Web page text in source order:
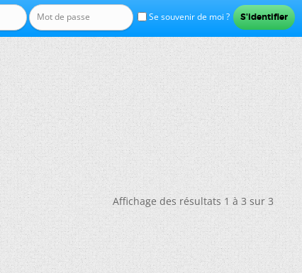
Se souvenir de moi ?
Affichage des résultats 1 à 3 sur 3